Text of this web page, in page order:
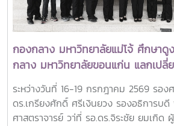
ศาสตราจารย์ ดร.วีระพล ทองมา เป็นศิษ
of the Philippines Los Baños
โดยได้รับทุนการศึกษาระดับปริญญาเอก
Academic Exchange Service
Scholarship และสำเร็จการศึกษาระดับ
(Ph.D.) in Extension Education จาก
Philippines Los Baños ในปี ค.ศ.
วิชาการและการสร้างเครือข่ายความร่วมมือ
กองกลาง มหาวิทยาลัยแม่โจ้ ศึกษาดู
กลาง มหาวิทยาลัยขอนแก่น แลกเปลี่
AI เพื่อยกระดับการบริหารจัดการองค์
เปลี่ยนเรียนรู้ด้านการประยุกต์ใช้ AI ใ
ระหว่างวันที่ 16-19 กรกฎาคม 2569 รอง
ดร.เกรียงศักดิ์ ศรีเงินยวง รองอธิการบ
ศาสตราจารย์ วา่ที่ รอ.ดร.จิระชัย ยมเกิด